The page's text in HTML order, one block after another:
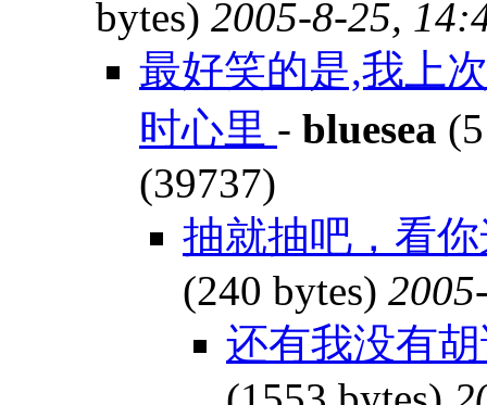
bytes) 2005-8-25,
最好笑的是,我上
时心里 - bluesea
(39737)
抽就抽吧，看
(240 bytes)
还有我没有